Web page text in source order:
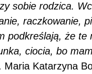
sobie rodzica.
raczkowanie,
podkreślają, że
ciocia, bo
Katarzyna